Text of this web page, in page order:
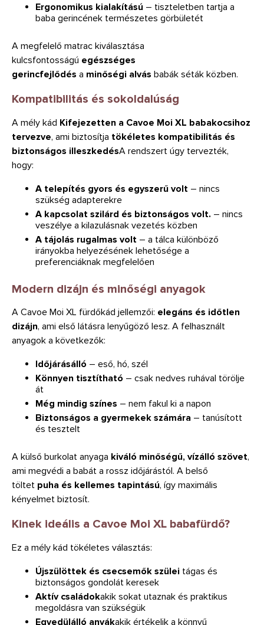
Ergonomikus kialakítású – tiszteletben tartja a
baba gerincének természetes görbületét
A megfelelő matrac kiválasztása
kulcsfontosságú egészséges
gerincfejlődés a minőségi alvás babák séták közben.
Kompatibilitás és sokoldalúság
A mély kád Kifejezetten a Cavoe Moi XL babakocsihoz
tervezve, ami biztosítja tökéletes kompatibilitás és
biztonságos illeszkedésA rendszert úgy tervezték,
hogy:
A telepítés gyors és egyszerű volt – nincs
szükség adapterekre
A kapcsolat szilárd és biztonságos volt. – nincs
veszélye a kilazulásnak vezetés közben
A tájolás rugalmas volt – a tálca különböző
irányokba helyezésének lehetősége a
preferenciáknak megfelelően
Modern dizájn és minőségi anyagok
A Cavoe Moi XL fürdőkád jellemzői: elegáns és időtlen
dizájn, ami első látásra lenyűgöző lesz. A felhasznált
anyagok a következők:
Időjárásálló – eső, hó, szél
Könnyen tisztítható – csak nedves ruhával törölje
át
Még mindig színes – nem fakul ki a napon
Biztonságos a gyermekek számára – tanúsított
és tesztelt
A külső burkolat anyaga kiváló minőségű, vízálló szövet,
ami megvédi a babát a rossz időjárástól. A belső
töltet puha és kellemes tapintású, így maximális
kényelmet biztosít.
Kinek ideális a Cavoe Moi XL babafürdő?
Ez a mély kád tökéletes választás:
Újszülöttek és csecsemők szülei tágas és
biztonságos gondolát keresek
Aktív családokakik sokat utaznak és praktikus
megoldásra van szükségük
Egyedülálló anyákakik értékelik a könnyű